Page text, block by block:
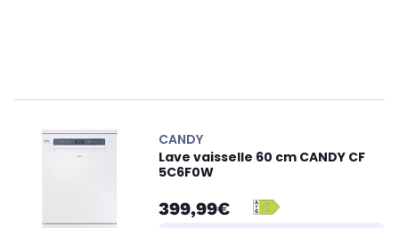
CANDY
Lave vaisselle 60 cm CANDY CF
5C6F0W
399,99€